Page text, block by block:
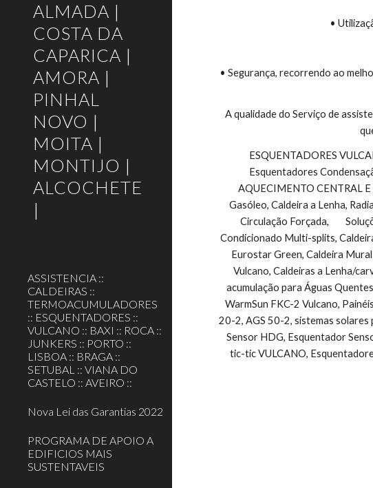
ALMADA |
COSTA DA
CAPARICA |
AMORA |
PINHAL
NOVO |
MOITA |
MONTIJO |
ALCOCHETE
|
ASSISTENCIA ::
CALDEIRAS ::
TERMOACUMULADORES
:: ESQUENTADORES ::
VULCANO :: BAXI :: ROCA ::
JUNKERS :: PORTO ::
LISBOA :: BRAGA ::
SETUBAL :: VIANA DO
CASTELO :: AVEIRO ::
Nova Lei das Garantias 2022
PROGRAMA DE APOIO A
EDIFICIOS MAIS
SUSTENTAVEIS
•
• Segurança, recorrendo ao
A qualidade do Serviço de
Esquentadores
AQUECIMENTO CENTRAL
Gasóleo, Caldeira a Lenha,
Circulação Forçada,
Condicionado Multi-splits,
Eurostar Green, Caldeira
Vulcano, Caldeiras a Lenha/
acumulação para Águas
WarmSun FKC-2 Vulcano,
20-2, AGS 50-2, sistemas solares
Sensor HDG, Esquentador
tic-tic VULCANO,